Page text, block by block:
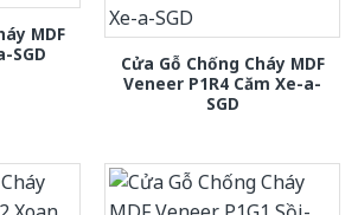
MDF
SGD
Cửa Gỗ Chống Cháy MDF
Veneer P1R4 Căm Xe-a-
SGD